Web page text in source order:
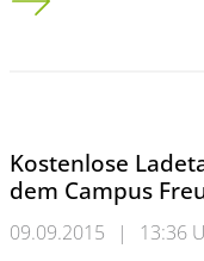
Kostenlose
dem Campus
09.09.2015 |
13:36